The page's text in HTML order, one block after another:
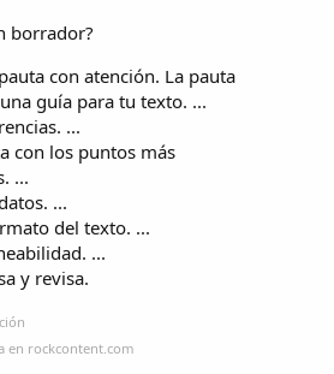
borrador?
con atención. La pauta
guía para tu texto. ...
...
con los puntos más
...
...
del texto. ...
...
y revisa.
en rockcontent.com